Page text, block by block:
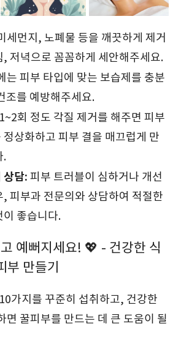
세먼지, 노폐물 등을 깨끗하게 제거
, 저녁으로 꼼꼼하게 세안해주세요.
는 피부 타입에 맞는 보습제를 충분
조를 예방해주세요.
회 정도 각질 제거를 해주면 피부
정상화하고 피부 결을 매끄럽게 만
.
상담: 피부 트러블이 심하거나 개선
, 피부과 전문의와 상담하여 적절한
이 좋습니다.
예뻐지세요! 💖 - 건강한 식
부 만들기
가지를 꾸준히 섭취하고, 건강한
면 꿀피부를 만드는 데 큰 도움이 될